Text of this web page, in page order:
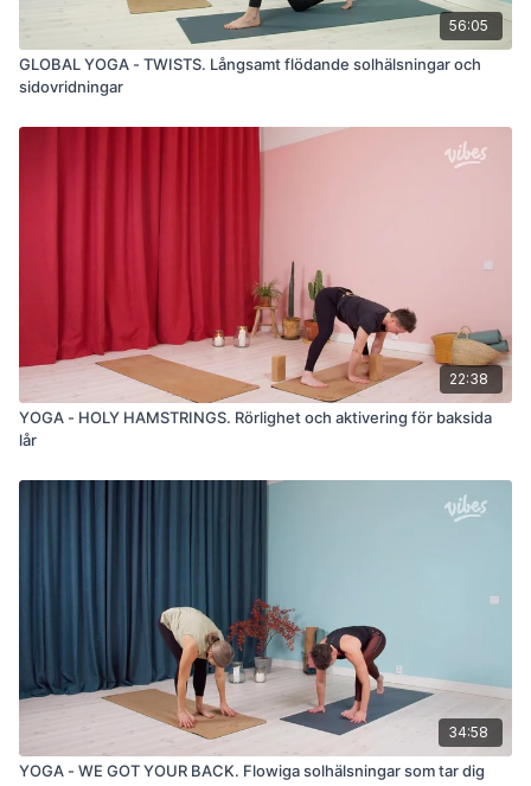
56:05
GLOBAL YOGA - TWISTS. Långsamt flödande solhälsningar och
sidovridningar
22:38
YOGA - HOLY HAMSTRINGS. Rörlighet och aktivering för baksida
lår
34:58
YOGA - WE GOT YOUR BACK. Flowiga solhälsningar som tar dig